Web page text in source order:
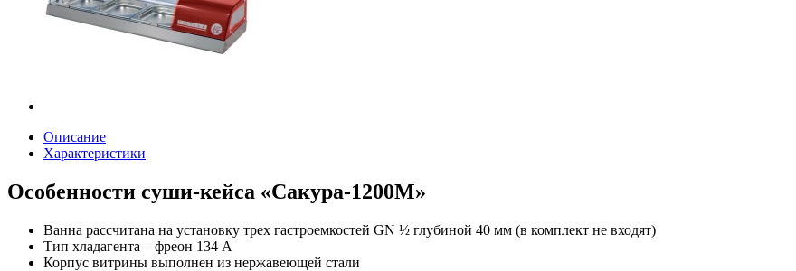
Описание
Характеристики
Особенности суши-кейса «Сакура-1200М»
Ванна рассчитана на установку трех гастроемкостей GN ½ глубиной 40 мм (в комплект не входят)
Тип хладагента – фреон 134 А
Корпус витрины выполнен из нержавеющей стали